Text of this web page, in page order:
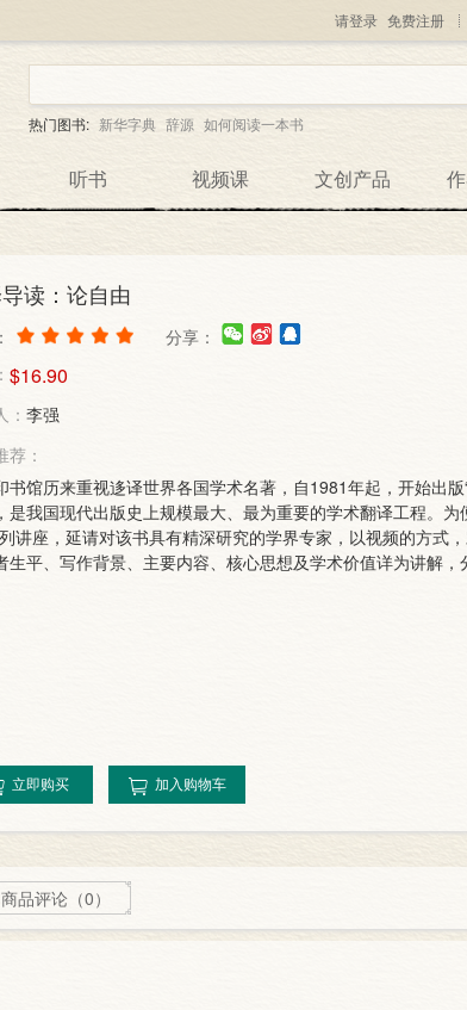
请登录 免费注册
热门图书: 新华字典 辞源 如何阅读一本书
听书 视频课 文创产品
读：论自由
分享：
$16.90
： 李强
荐：
书馆历来重视迻译世界各国学术名著，自1981年起，开始出
是我国现代出版史上规模最大、最为重要的学术翻译工程。
讲座，延请对该书具有精深研究的学界专家，以视频的方式
生平、写作背景、主要内容、核心思想及学术价值详为讲解，
立即购买 加入购物车
商品评论（0）